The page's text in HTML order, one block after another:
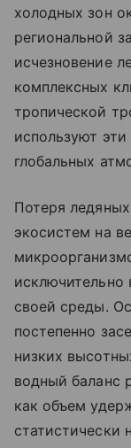
холодных зон
региональной
исчезновение
комплексных
тропической
используют
глобальных
Потеря
экосистем на
исключительно
своей среды.
постепенно
низких
водный баланс
как объем
статистически